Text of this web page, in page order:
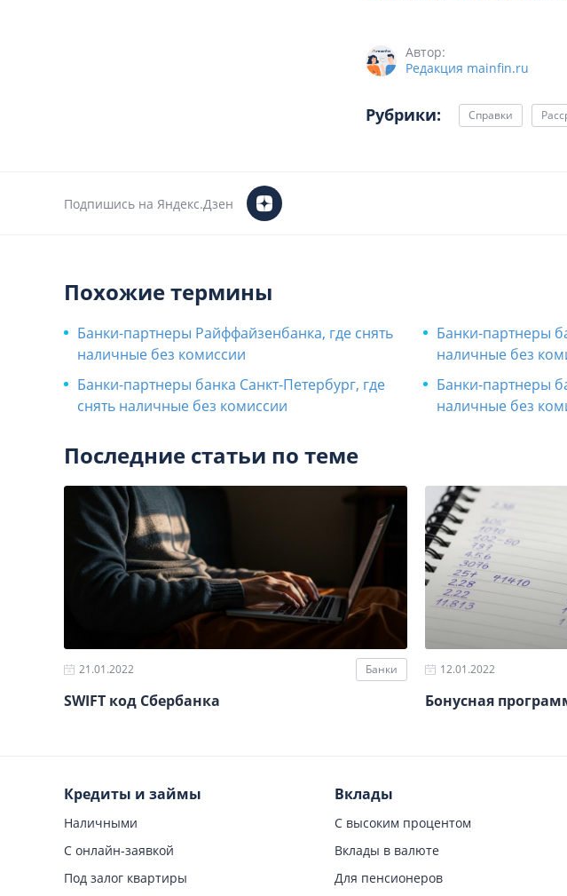
Автор:
Редакция mainfin.ru
Рубрики: Справки
Подпишись на Яндекс.Дзен
Похожие термины
Банки-партнеры Райффайзенбанка, где снять
наличные без комиссии
​Банки-партнеры банка Санкт-Петербург, где
снять наличные без комиссии
Банки-партнеры
наличные без
​Банки-партнеры
наличные без
Последние статьи по теме
21.01.2022 Банки
SWIFT код Сбербанка
12.01.2022
Бонусная
Кредиты и займы
Наличными
С онлайн-заявкой
Под залог квартиры
Вклады
С высоким процентом
Вклады в валюте
Для пенсионеров